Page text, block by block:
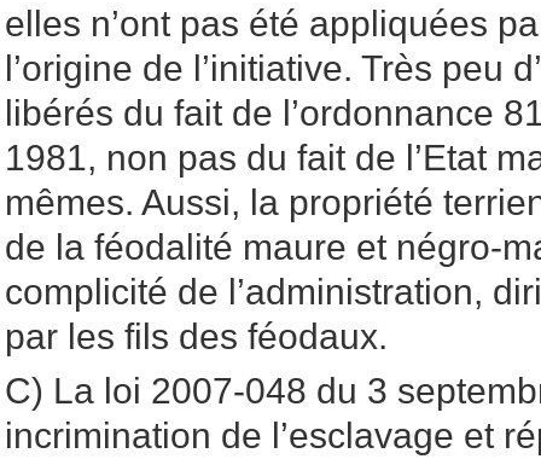
elles n’ont pas été appliquées
l’origine de l’initiative. Très peu
libérés du fait de l’ordonnance
1981, non pas du fait de l’Etat
mêmes. Aussi, la propriété
de la féodalité maure et négro-
complicité de l’administration,
par les fils des féodaux.
C) La loi 2007-048 du 3
incrimination de l’esclavage et